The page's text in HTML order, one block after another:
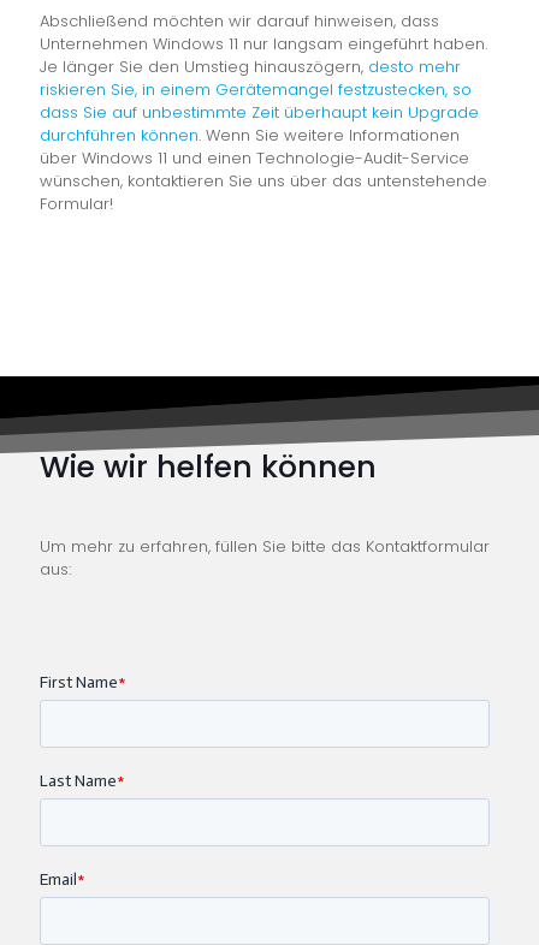
Abschließend möchten wir darauf hinweisen, dass
Unternehmen Windows 11 nur langsam eingeführt haben.
Je länger Sie den Umstieg hinauszögern, desto mehr
riskieren Sie, in einem Gerätemangel festzustecken, so
dass Sie auf unbestimmte Zeit überhaupt kein Upgrade
durchführen können. Wenn Sie weitere Informationen
über Windows 11 und einen Technologie-Audit-Service
wünschen, kontaktieren Sie uns über das untenstehende
Formular!
Wie wir helfen können
Um mehr zu erfahren, füllen Sie bitte das Kontaktformular
aus: